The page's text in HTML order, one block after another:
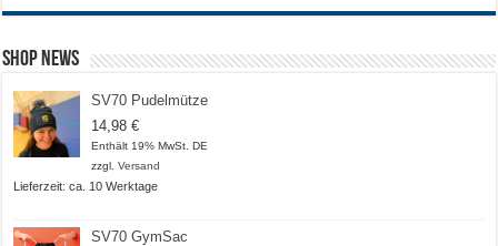
Shop News
SV70 Pudelmütze
14,98€
Enthält 19% MwSt. DE
zzgl.Versand
Lieferzeit: ca. 10 Werktage
SV70 GymSac